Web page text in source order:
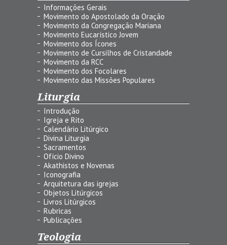
Informações Gerais
Movimento do Apostolado da Oração
Movimento da Congregação Mariana
Movimento Eucarístico Jovem
Movimento dos Ícones
Movimento de Cursilhos de Cristandade
Movimento da RCC
Movimento dos Focolares
Movimento das Missões Populares
Liturgia
Introdução
Igreja e Rito
Calendário Litúrgico
Divina Liturgia
Sacramentos
Ofício Divino
Akathistos e Novenas
Iconografia
Arquitetura das igrejas
Objetos Litúrgicos
Livros Litúrgicos
Rubricas
Publicações
Teologia